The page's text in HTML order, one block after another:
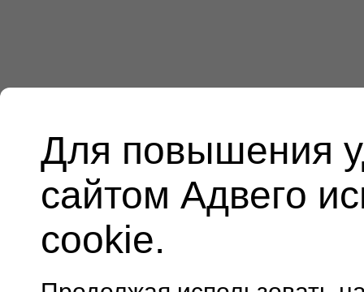
Для повышения
сайтом Адвего
cookie.